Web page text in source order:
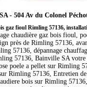
- 504 Av du Colonel
gaz fioul Rimling 57136,
chaudière gaz bois fioul,
près de Rimling 57136,
57136, dépannage
57136, Bainville SA
poele a pellet sur
Rimling 57136, Entretien
bois sur Rimling